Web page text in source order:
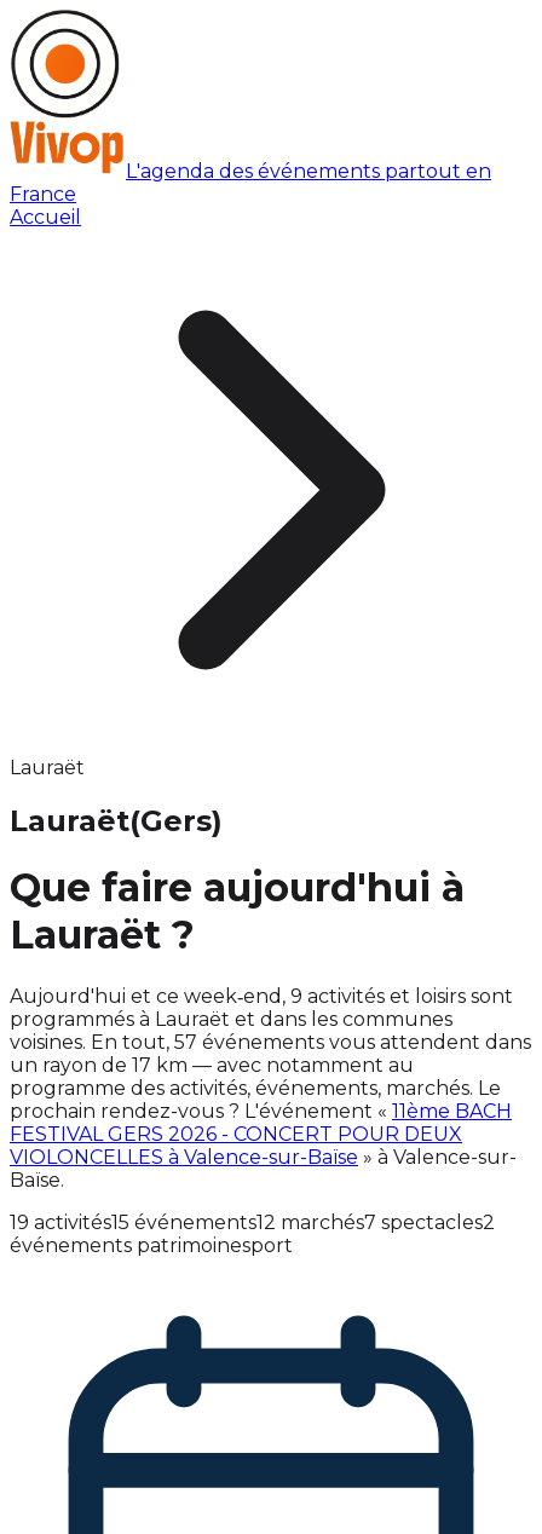
L'agenda des événements partout en
France
Accueil
Lauraët
Lauraët(Gers)
Que faire aujourd'hui à
Lauraët ?
Aujourd'hui et ce week‑end, 9 activités et loisirs sont
programmés à Lauraët et dans les communes
voisines. En tout, 57 événements vous attendent dans
un rayon de 17 km — avec notamment au
programme des activités, événements, marchés. Le
prochain rendez-vous ? L'événement « 11ème BACH
FESTIVAL GERS 2026 - CONCERT POUR DEUX
VIOLONCELLES à Valence-sur-Baïse » à Valence-sur-
Baïse.
19 activités15 événements12 marchés7 spectacles2
événements patrimoinesport